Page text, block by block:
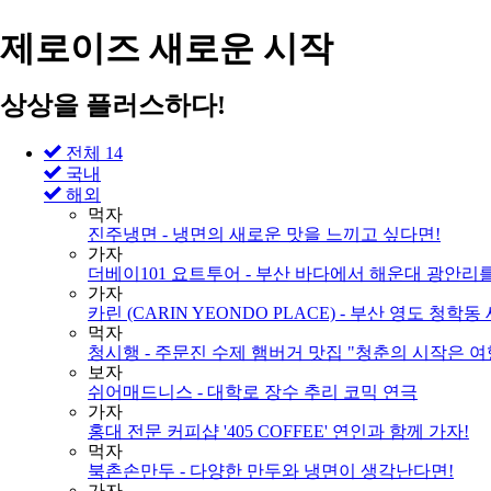
제로이즈 새로운 시작
상상을 플러스하다!
전체 14
국내
해외
먹자
진주냉면 - 냉면의 새로운 맛을 느끼고 싶다면!
가자
더베이101 요트투어 - 부산 바다에서 해운대 광안리
가자
카린 (CARIN YEONDO PLACE) - 부산 영도 청학동
먹자
청시행 - 주문진 수제 햄버거 맛집 "청춘의 시작은
보자
쉬어매드니스 - 대학로 장수 추리 코믹 연극
가자
홍대 전문 커피샵 '405 COFFEE' 연인과 함께 가자!
먹자
북촌손만두 - 다양한 만두와 냉면이 생각난다면!